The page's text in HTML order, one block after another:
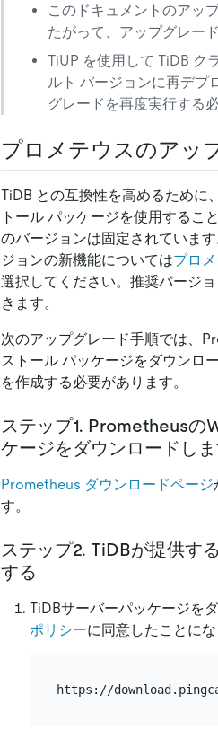
このドキュメントのアッ
たがって、アップグレー
TiUP を使用して TiDB ク
ルト バージョンに再デプ
グレードを再度実行する
プロメテウスのアッ
TiDB との互換性を高めるために
トール パッケージを使用するこ
のバージョンは固定されていま
ジョンの新機能についてはプロ
選択してください。推奨バージ
きます。
次のアップグレード手順では、
ストール パッケージをダウンロ
を作成する必要があります。
ステップ1. Prometheusの
ケージをダウンロードしま
Prometheus ダウンロードページ
す。
ステップ2. TiDBが提供す
する
TiDBサーバーパッケージを
ポリシーに同意したことにな